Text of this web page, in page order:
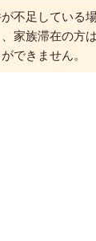
不足している
家族滞在の方
できません。